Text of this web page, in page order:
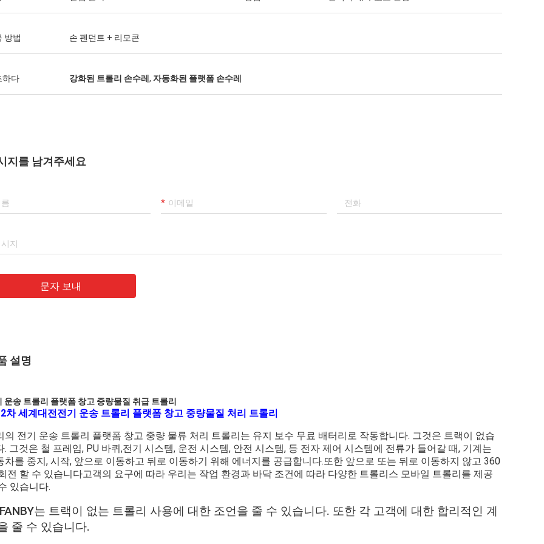
방법 손 펜던트 + 리모콘
하다 강화된 트롤리 손수레 , 자동화된 플랫폼 손수레
지를 남겨주세요
문자 보내
설명
운송 트롤리 플랫폼 창고 중량물질 취급 트롤리
차 세계대전전기 운송 트롤리 플랫폼 창고 중량물질 처리 트롤리
의 전기 운송 트롤리 플랫폼 창고 중량 물류 처리 트롤리는 유지 보수 무료 배터리로 작동합니다. 그것은 트랙이 없습
. 그것은 철 프레임, PU 바퀴,전기 시스템, 운전 시스템, 안전 시스템, 등 전자 제어 시스템에 전류가 들어갈 때, 기계는
차를 중지, 시작, 앞으로 이동하고 뒤로 이동하기 위해 에너지를 공급합니다.또한 앞으로 또는 뒤로 이동하지 않고 360
전 할 수 있습니다고객의 요구에 따라 우리는 작업 환경과 바닥 조건에 따라 다양한 트롤리스 모바일 트롤리를 제공
있습니다.
는 트랙이 없는 트롤리 사용에 대한 조언을 줄 수 있습니다. 또한 각 고객에 대한 합리적인 계
줄 수 있습니다.